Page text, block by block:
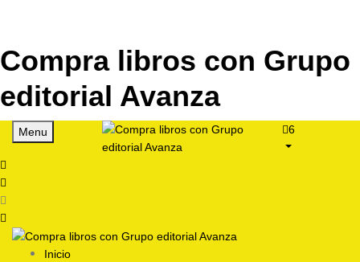
Compra libros con Grupo
editorial Avanza
Menu 6
Inicio